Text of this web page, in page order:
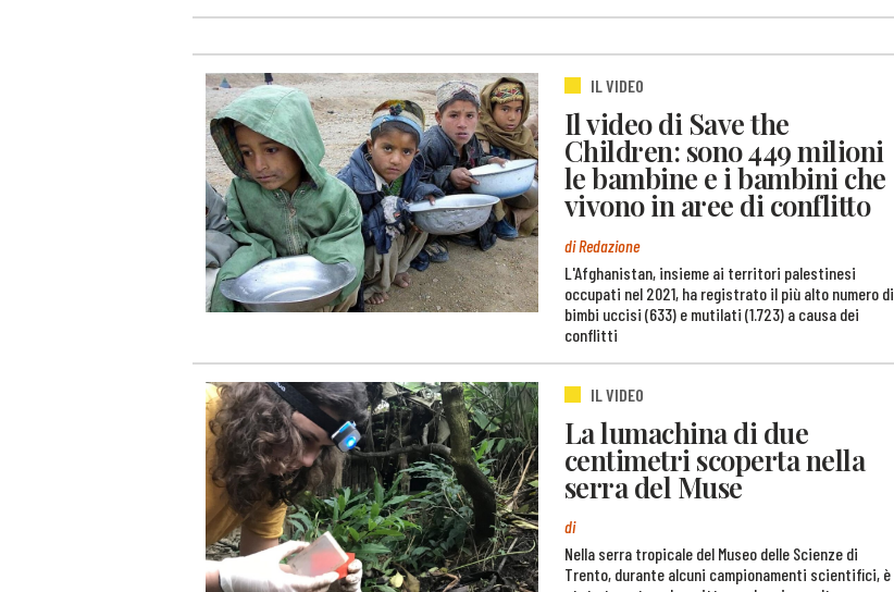
IL VIDEO
Il video di Save the
Children: sono 449 milioni
le bambine e i bambini che
vivono in aree di conflitto
di Redazione
L'Afghanistan, insieme ai territori palestinesi
occupati nel 2021, ha registrato il più alto numero di
bimbi uccisi (633) e mutilati (1.723) a causa dei
conflitti
IL VIDEO
La lumachina di due
centimetri scoperta nella
serra del Muse
di
Nella serra tropicale del Museo delle Scienze di
Trento, durante alcuni campionamenti scientifici, è